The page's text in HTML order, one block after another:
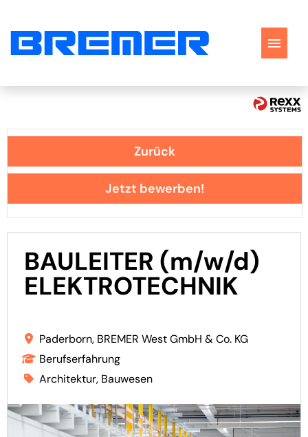
Perspektiven
Bewerbungstipps
FAQ
Zurück
Jetzt bewerben!
BAULEITER (m/w/d)
ELEKTROTECHNIK
Paderborn, BREMER West GmbH & Co. KG
Berufserfahrung
Architektur, Bauwesen